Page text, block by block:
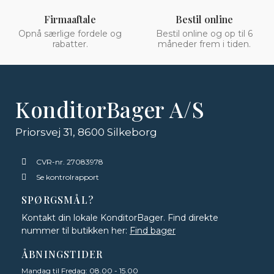
Firmaaftale
Opnå særlige fordele og
rabatter.
Bestil online
Bestil online og op til 6
måneder frem i tiden.
KonditorBager A/S
Priorsvej 31, 8600 Silkeborg
CVR-nr. 27083978
Se kontrolrapport
SPØRGSMÅL?
Kontakt din lokale KonditorBager. Find direkte
nummer til butikken her: Find bager
ÅBNINGSTIDER
Mandag til Fredag: 08.00 - 15.00